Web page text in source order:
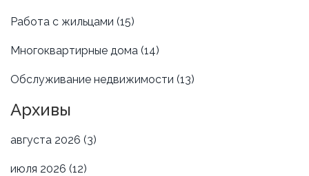
Работа с жильцами (15)
Многоквартирные дома (14)
Обслуживание недвижимости (13)
Архивы
августа 2026 (3)
июля 2026 (12)